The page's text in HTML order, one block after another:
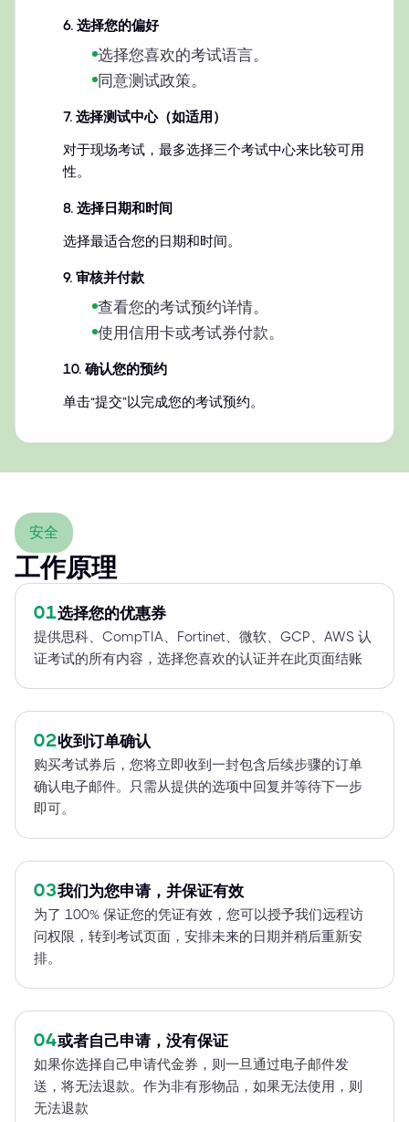
6. 选择您的偏好
选择您喜欢的考试语言。
同意测试政策。
7. 选择测试中心（如适用）
对于现场考试，最多选择三个考试中心来比较可用
性。
8. 选择日期和时间
选择最适合您的日期和时间。
9. 审核并付款
查看您的考试预约详情。
使用信用卡或考试券付款。
10. 确认您的预约
单击“提交”以完成您的考试预约。
安全
工作原理
01选择您的优惠券
提供思科、CompTIA、Fortinet、微软、GCP、AWS 认
证考试的所有内容，选择您喜欢的认证并在此页面结账
02收到订单确认
购买考试券后，您将立即收到一封包含后续步骤的订单
确认电子邮件。只需从提供的选项中回复并等待下一步
即可。
03我们为您申请，并保证有效
为了 100% 保证您的凭证有效，您可以授予我们远程访
问权限，转到考试页面，安排未来的日期并稍后重新安
排。
04或者自己申请，没有保证
如果你选择自己申请代金券，则一旦通过电子邮件发
送，将无法退款。作为非有形物品，如果无法使用，则
无法退款